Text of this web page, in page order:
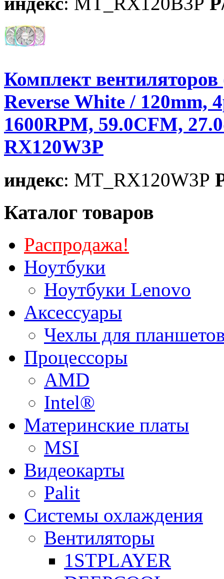
Комплект
Reverse White / 120mm,
1600RPM, 59.0CFM,
RX120W3P
индекс: MT_RX120W3P
Каталог товаров
Распродажа!
Ноутбуки
Ноутбуки Lenovo
Аксессуары
Чехлы для
Процессоры
AMD
Intel®
Материнские платы
MSI
Видеокарты
Palit
Системы охлаждения
Вентиляторы
1STPLAYER